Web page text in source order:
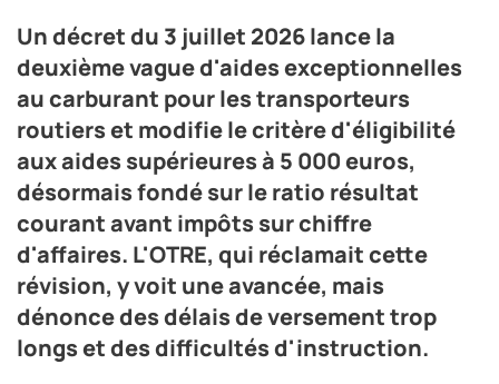
Un décret du 3 juillet 2026 lance la
deuxième vague d'aides exceptionnelles
au carburant pour les transporteurs
routiers et modifie le critère d'éligibilité
aux aides supérieures à 5 000 euros,
désormais fondé sur le ratio résultat
courant avant impôts sur chiffre
d'affaires. L'OTRE, qui réclamait cette
révision, y voit une avancée, mais
dénonce des délais de versement trop
longs et des difficultés d'instruction.